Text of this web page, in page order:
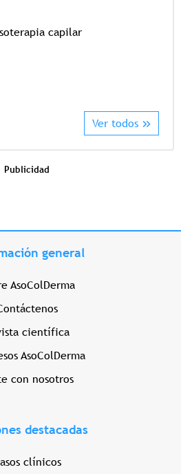
capilar
Ver todos
Publicidad
general
AsoColDerma
científica
AsoColDerma
con nosotros
destacadas
clínicos